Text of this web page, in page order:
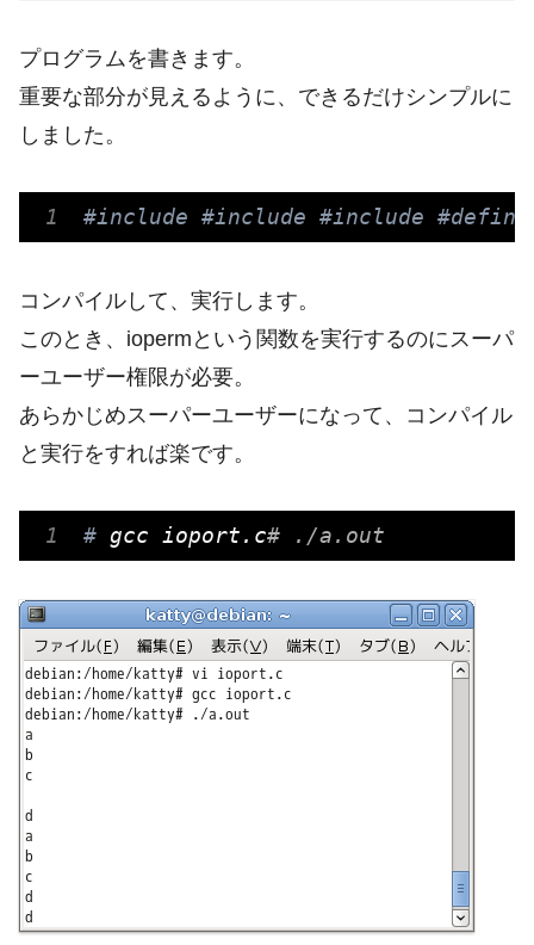
プログラムを書きます。
重要な部分が見えるように、できるだけシンプルに
しました。
#include #include #include #define
コンパイルして、実行します。
このとき、iopermという関数を実行するのにスーパ
ーユーザー権限が必要。
あらかじめスーパーユーザーになって、コンパイル
と実行をすれば楽です。
# gcc ioport.c# ./a.out